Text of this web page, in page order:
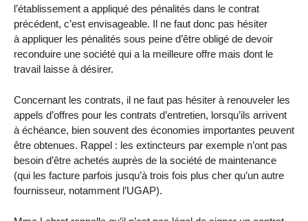
l’établissement a appliqué des pénalités dans le contrat
précédent, c’est envisageable. Il ne faut donc pas hésiter
à appliquer les pénalités sous peine d’être obligé de devoir
reconduire une société qui a la meilleure offre mais dont le
travail laisse à désirer.
Concernant les contrats, il ne faut pas hésiter à renouveler les
appels d’offres pour les contrats d’entretien, lorsqu’ils arrivent
à échéance, bien souvent des économies importantes peuvent
être obtenues. Rappel : les extincteurs par exemple n’ont pas
besoin d’être achetés auprès de la société de maintenance
(qui les facture parfois jusqu’à trois fois plus cher qu’un autre
fournisseur, notamment l’UGAP).